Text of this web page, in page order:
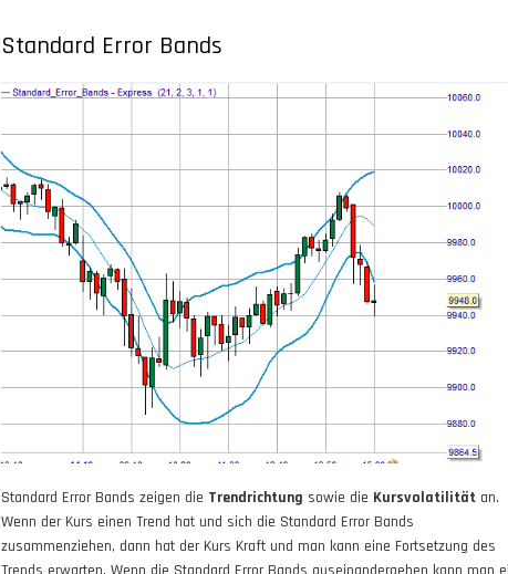
Standard Error Bands
Standard Error Bands zeigen die Trendrichtung sowie die Kursvolatilität an.
Wenn der Kurs einen Trend hat und sich die Standard Error Bands
zusammenziehen, dann hat der Kurs Kraft und man kann eine Fortsetzung des